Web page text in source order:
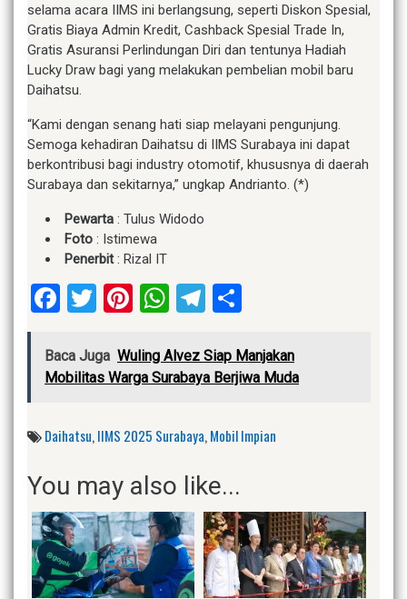
selama acara IIMS ini berlangsung, seperti Diskon Spesial,
Gratis Biaya Admin Kredit, Cashback Spesial Trade In,
Gratis Asuransi Perlindungan Diri dan tentunya Hadiah
Lucky Draw bagi yang melakukan pembelian mobil baru
Daihatsu.
“Kami dengan senang hati siap melayani pengunjung.
Semoga kehadiran Daihatsu di IIMS Surabaya ini dapat
berkontribusi bagi industry otomotif, khususnya di daerah
Surabaya dan sekitarnya,” ungkap Andrianto. (*)
Pewarta : Tulus Widodo
Foto : Istimewa
Penerbit: Rizal IT
Facebook
Twitter
Pinterest
WhatsApp
Telegram
Baca Juga Wuling Alvez Siap Manjakan
Mobilitas Warga Surabaya Berjiwa Muda
Daihatsu,IIMS 2025 Surabaya,Mobil Impian
You may also like...